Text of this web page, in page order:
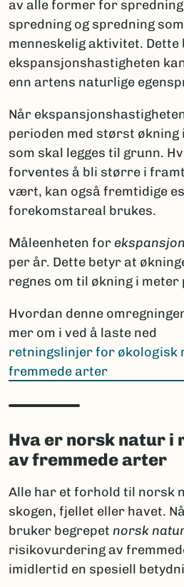
av alle former for
spredning og spredning
menneskelig aktivitet. Dette
ekspansjonshastigheten
enn artens naturlige
Når
perioden med størst
som skal legges til grunn.
forventes å bli større i
vært, kan også fremtidige
forekomstareal brukes.
Måleenheten for
per år. Dette betyr at
regnes om til økning i meter
Hvordan denne
mer om i ved å laste ned
retningslinjer for økologisk
fremmede arter
Hva er norsk natur
av fremmede arter
Alle har et forhold til norsk
skogen, fjellet eller havet.
bruker begrepet norsk
risikovurdering av
imidlertid en spesiell